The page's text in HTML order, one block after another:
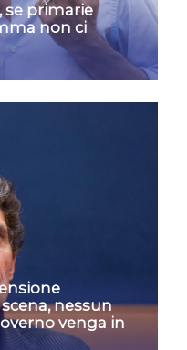
se primarie
non ci
nessun
venga in